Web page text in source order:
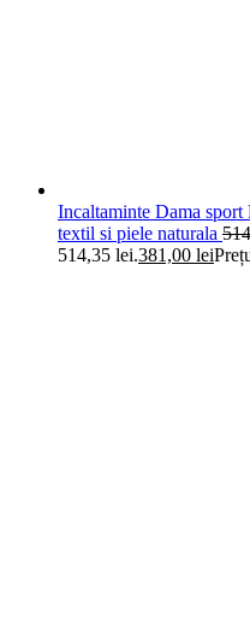
Incaltaminte Dama
textil si piele naturala
514,35 lei.381,00 lei